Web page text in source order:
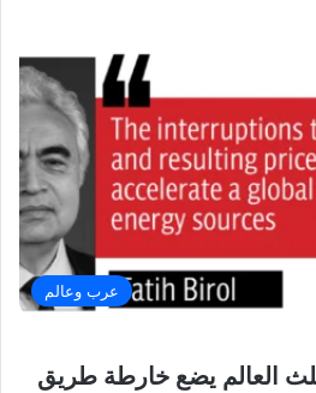
عرب وعالم
العالم يضع خارطة طريق